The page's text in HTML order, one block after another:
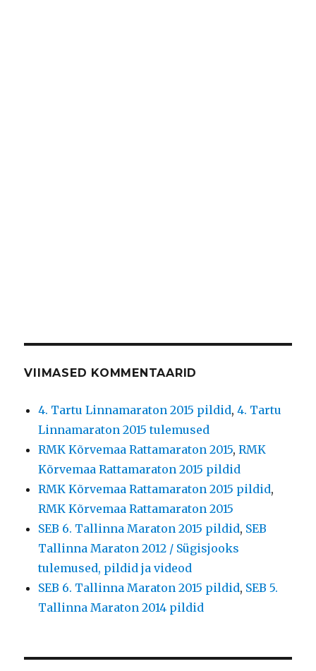
VIIMASED KOMMENTAARID
4. Tartu Linnamaraton 2015 pildid,4. Tartu
Linnamaraton 2015 tulemused
RMK Kõrvemaa Rattamaraton 2015,RMK
Kõrvemaa Rattamaraton 2015 pildid
RMK Kõrvemaa Rattamaraton 2015 pildid,
RMK Kõrvemaa Rattamaraton 2015
SEB 6. Tallinna Maraton 2015 pildid, SEB
Tallinna Maraton 2012 / Sügisjooks
tulemused, pildid ja videod
SEB 6. Tallinna Maraton 2015 pildid, SEB 5.
Tallinna Maraton 2014 pildid